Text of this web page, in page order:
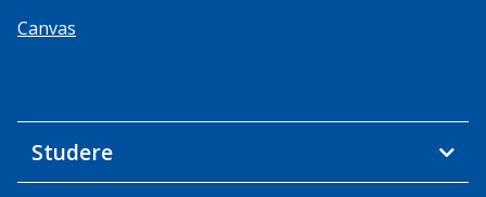
Canvas
Studere